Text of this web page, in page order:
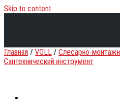
Skip to content
Главная / VOLL / Слесарно-
Сантехнический инструмент